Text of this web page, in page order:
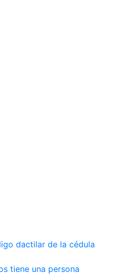
dactilar de la cédula
tiene una persona